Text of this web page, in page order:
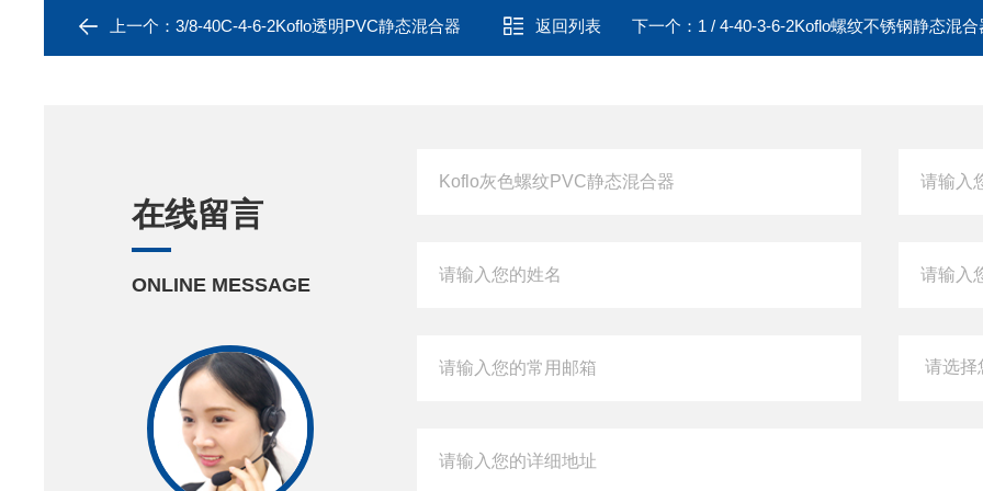
上一个： 3/8-40C-4-6-2Koflo透明PVC静态混合器 返回列表 下一个： 1 / 4-40-3-6-2Koflo螺纹不锈钢静态混合
在线留言
ONLINE MESSAGE